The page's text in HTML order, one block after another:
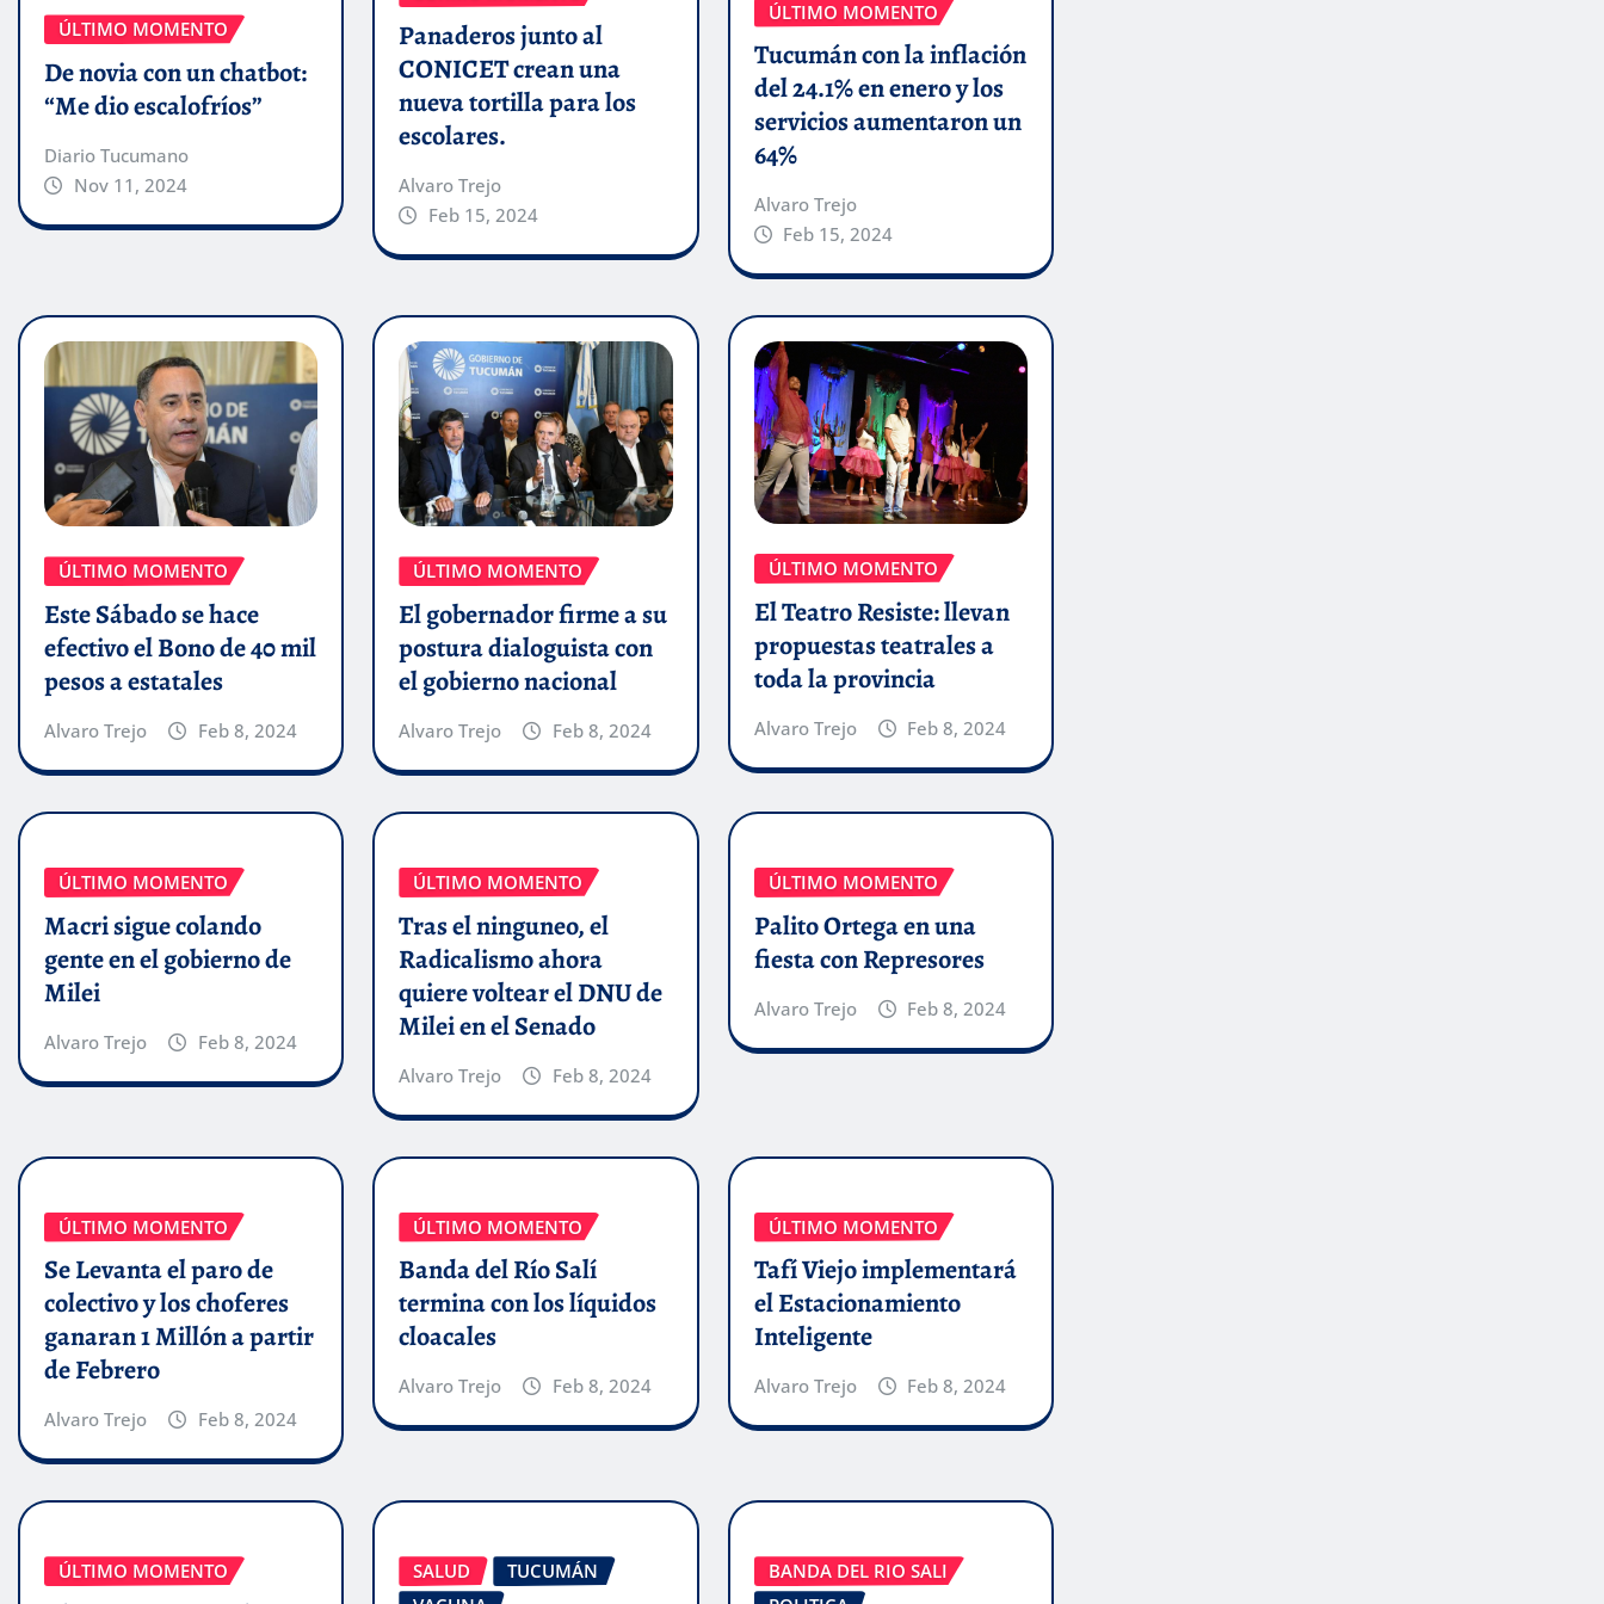
ÚLTIMO MOMENTO
De novia con un chatbot:
“Me dio escalofríos”
Diario Tucumano
Nov 11, 2024
Panaderos junto al
CONICET crean una
nueva tortilla para los
escolares.
Alvaro Trejo
Feb 15, 2024
ÚLTIMO MOMENTO
Tucumán con la inflación
del 24.1% en enero y los
servicios aumentaron un
64%
Alvaro Trejo
Feb 15, 2024
ÚLTIMO MOMENTO
Este Sábado se hace
efectivo el Bono de 40 mil
pesos a estatales
Alvaro Trejo Feb 8, 2024
ÚLTIMO MOMENTO
El gobernador firme a su
postura dialoguista con
el gobierno nacional
Alvaro Trejo Feb 8, 2024
ÚLTIMO MOMENTO
El Teatro Resiste: llevan
propuestas teatrales a
toda la provincia
Alvaro Trejo Feb 8, 2024
ÚLTIMO MOMENTO
Macri sigue colando
gente en el gobierno de
Milei
Alvaro Trejo Feb 8, 2024
ÚLTIMO MOMENTO
Tras el ninguneo, el
Radicalismo ahora
quiere voltear el DNU de
Milei en el Senado
Alvaro Trejo Feb 8, 2024
ÚLTIMO MOMENTO
Palito Ortega en una
fiesta con Represores
Alvaro Trejo Feb 8, 2024
ÚLTIMO MOMENTO
Se Levanta el paro de
colectivo y los choferes
ganaran 1 Millón a partir
de Febrero
Alvaro Trejo Feb 8, 2024
ÚLTIMO MOMENTO
Banda del Río Salí
termina con los líquidos
cloacales
Alvaro Trejo Feb 8, 2024
ÚLTIMO MOMENTO
Tafí Viejo implementará
el Estacionamiento
Inteligente
Alvaro Trejo Feb 8, 2024
ÚLTIMO MOMENTO SALUD
TUCUMÁN
BANDA DEL RIO SALI